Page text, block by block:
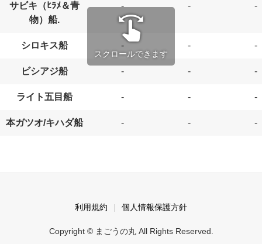
サビキ（ﾋﾗﾒ＆青
物）船.
- - -
シロキス船 - - -
ビシアジ船 - - -
ライト五目船 - - -
本ガツオ/キハダ船 - - -
swipe
スクロールできます
利用規約 個人情報保護方針
Copyright © まごうの丸 All Rights Reserved.